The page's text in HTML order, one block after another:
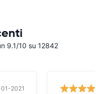
9.1/10 su 12842
2021